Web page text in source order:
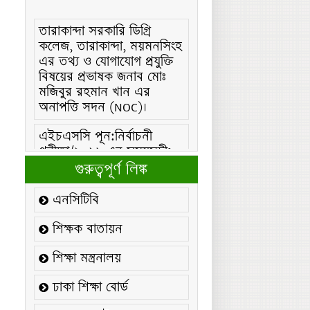
কলেজ, তারাকান্দা, ময়মনসিংহ
এর তথ্য ও যোগাযোগ প্রযুক্তি
বিষয়ের প্রভাষক জনাব মোঃ
মজিবুর রহমান খান এর
অনাপত্তি সদন (NOC)।
পরীক্ষা/২০২৬ এর সময়সূচীঃ
এইচএসসি (বিএমটি) ফরম
পূরণ/২০২৬ বিজ্ঞপ্তিঃ
এইচএসসি ফরম/২০২৬ পূরণ
বিজ্ঞপ্তিঃ
২১ ফেব্রুয়ারি/২০২৬ ইং
তারিখে “শহিদ দিবস ও
আন্তর্জাতিক মাতৃভাষা
গুরুত্বপূর্ণ লিঙ্ক
এনসিটিবি
শিক্ষক বাতায়ন
শিক্ষা মন্ত্রনালয়
ঢাকা শিক্ষা বোর্ড